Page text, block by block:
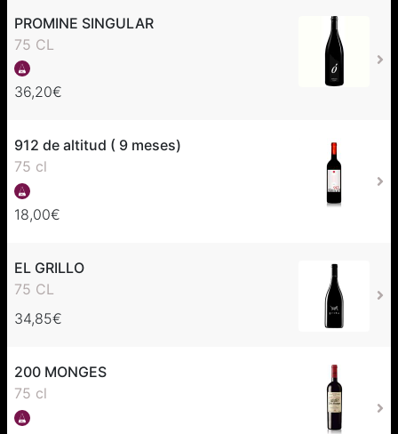
PROMINE SINGULAR
75 CL
36,20€
912 de altitud ( 9 meses)
75 cl
18,00€
EL GRILLO
75 CL
34,85€
200 MONGES
75 cl